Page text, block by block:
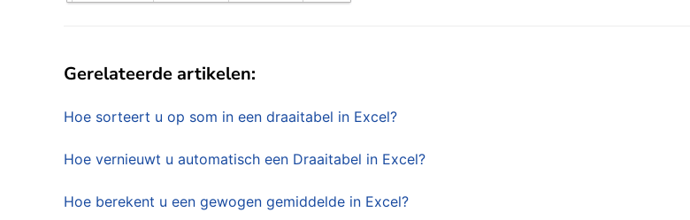
Gerelateerde artikelen:
Hoe sorteert u op som in een draaitabel in Excel?
Hoe vernieuwt u automatisch een Draaitabel in Excel?
Hoe berekent u een gewogen gemiddelde in Excel?